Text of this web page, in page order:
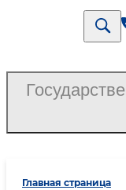
Главная страница